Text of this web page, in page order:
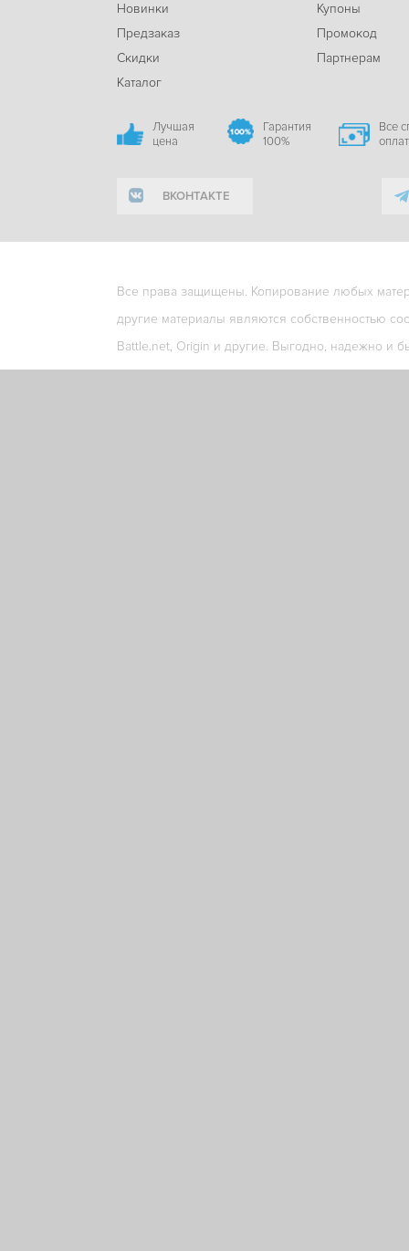
Новинки
Предзаказ
Скидки
Каталог
Купоны
Промокод
Партнерам
Лучшая
цена
Гарантия
100%
Все
ВКОНТАКТЕ
Все права защищены. Копирование любых
другие материалы являются собственностью
Battle.net, Origin и другие. Выгодно, надежно и